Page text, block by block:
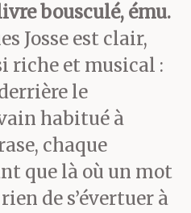
tard le soir,
lui, un
à la
large,
d’un
duquel
bousculé, ému.
Josse est clair,
riche et musical :
le
habitué à
chaque
que là où un mot
de s’évertuer à